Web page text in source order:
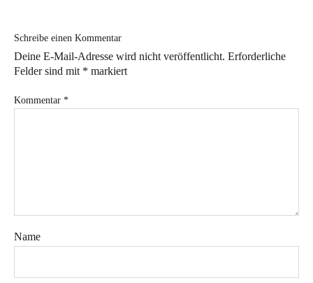
Schreibe einen Kommentar
Deine E-Mail-Adresse wird nicht veröffentlicht. Erforderliche
Felder sind mit * markiert
Kommentar *
Name